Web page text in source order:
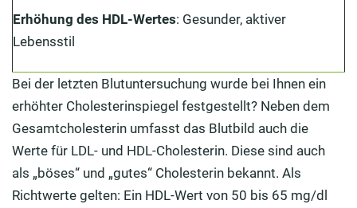
Erhöhung des HDL-Wertes: Gesunder, aktiver
Lebensstil
Bei der letzten Blutuntersuchung wurde bei Ihnen ein
erhöhter Cholesterinspiegel festgestellt? Neben dem
Gesamtcholesterin umfasst das Blutbild auch die
Werte für LDL- und HDL-Cholesterin. Diese sind auch
als „böses“ und „gutes“ Cholesterin bekannt. Als
Richtwerte gelten: Ein HDL-Wert von 50 bis 65 mg/dl